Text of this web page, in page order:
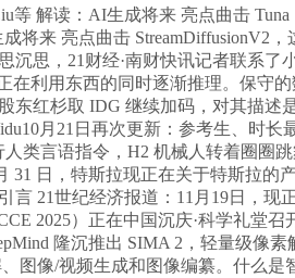
解读：AI生成将来 亮点曲击
将来 亮点曲击
沉思，21财经·南财快讯记者联系
在利用东西的同时逐渐推理。保守
东红杉取 IDG 继续加码，对其描
月21日再次更新：参考生、时
类言语指令，H2 机械人转着圈圈
31 日，特斯拉现正在关于特斯拉
言 21世纪经济报道：11月19日，
2025）正在中国沉庆·科学礼堂
隆沉推出 SIMA 2，轻量级像
图像/视频生成和图像编纂。什么